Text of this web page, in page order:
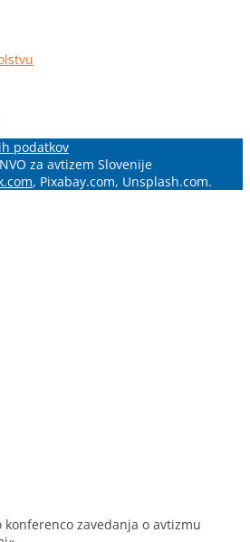
podatkov
za avtizem Slovenije
, Pixabay.com, Unsplash.com.
zavedanja o avtizmu